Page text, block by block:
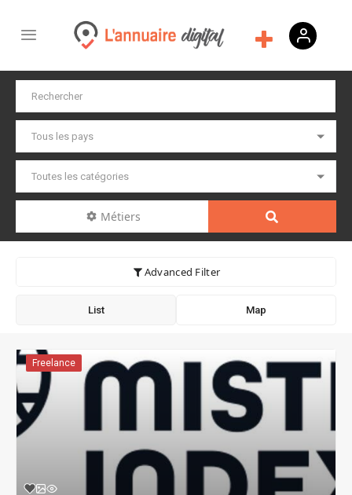
Métiers
Advanced Filter
List Map
Freelance